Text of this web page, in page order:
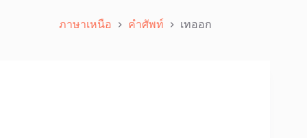
ภาษาเหนือ คำศัพท์ เทออก